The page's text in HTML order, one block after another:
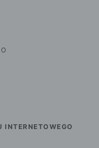
INTERNETOWEGO